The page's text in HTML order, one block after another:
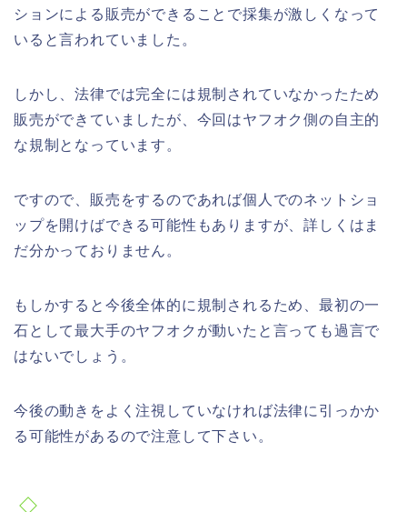
ションによる販売ができることで採集が激しくなって
いると言われていました。
しかし、法律では完全には規制されていなかったため
販売ができていましたが、今回はヤフオク側の自主的
な規制となっています。
ですので、販売をするのであれば個人でのネットショ
ップを開けばできる可能性もありますが、詳しくはま
だ分かっておりません。
もしかすると今後全体的に規制されるため、最初の一
石として最大手のヤフオクが動いたと言っても過言で
はないでしょう。
今後の動きをよく注視していなければ法律に引っかか
る可能性があるので注意して下さい。